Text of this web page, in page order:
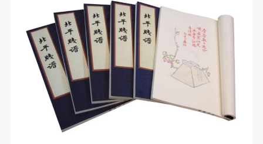
失。活动中任何非事故当事人及美术馆将不承担人身
事故的任何责任。
中央美术学院美术馆肖像权许可使用协议
根据《中华人民共和国广告法》、《中华人民共和国
民法通则》以及 最高人民法院关于贯彻执行 《中华
人民共和国民法通则》若干问题的意见（试行）>的
有关规定，为明确肖像许可方（甲方）和使用方（乙
方）的权利义务关系，经双方友好协商，甲乙双方就
失。活动中任何非事故当事人及美术馆将不承担人身
事故的任何责任。
中央美术学院美术馆肖像权许可使用协议
根据《中华人民共和国广告法》、《中华人民共和国
民法通则》以及 最高人民法院关于贯彻执行 《中华
人民共和国民法通则》若干问题的意见（试行）>的
有关规定，为明确肖像许可方（甲方）和使用方（乙
方）的权利义务关系，经双方友好协商，甲乙双方就
失。活动中任何非事故当事人及美术馆将不承担人身
事故的任何责任。
中央美术学院美术馆肖像权许可使用协议
根据《中华人民共和国广告法》、《中华人民共和国
民法通则》以及 最高人民法院关于贯彻执行 《中华
人民共和国民法通则》若干问题的意见（试行）>的
有关规定，为明确肖像许可方（甲方）和使用方（乙
方）的权利义务关系，经双方友好协商，甲乙双方就